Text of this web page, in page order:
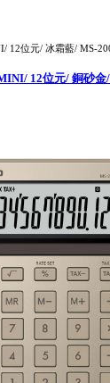
12位元/ 冰霜藍/ MS-
12位元/ 銅砂金